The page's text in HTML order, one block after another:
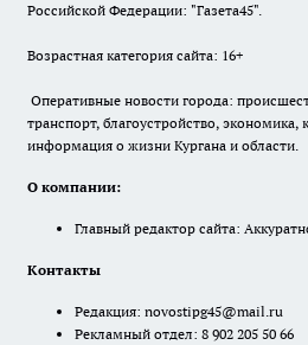
Российской Федерации: "Газета45".
Возрастная категория сайта: 16+
Оперативные новости города:
транспорт, благоустройство, экономика,
информация о жизни Кургана и области.
О компании:
Главный редактор сайта:
Контакты
Редакция: novostipg45@mail.ru
Рекламный отдел: 8 902 205 50 66